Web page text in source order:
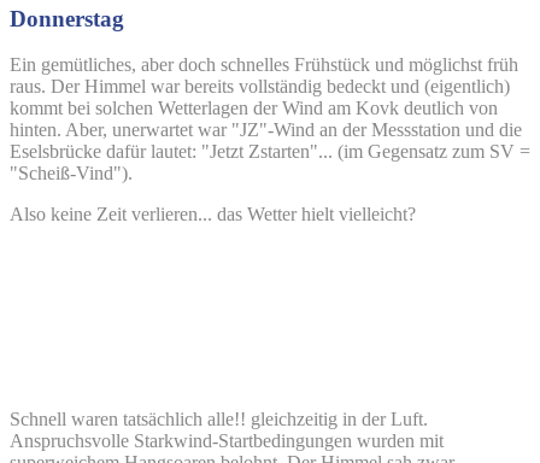
Donnerstag
Ein gemütliches, aber doch schnelles Frühstück und möglichst früh
raus. Der Himmel war bereits vollständig bedeckt und (eigentlich)
kommt bei solchen Wetterlagen der Wind am Kovk deutlich von
hinten. Aber, unerwartet war "JZ"-Wind an der Messstation und die
Eselsbrücke dafür lautet: "Jetzt Zstarten"... (im Gegensatz zum SV =
"Scheiß-Vind").
Also keine Zeit verlieren... das Wetter hielt vielleicht?
Schnell waren tatsächlich alle!! gleichzeitig in der Luft.
Anspruchsvolle Starkwind-Startbedingungen wurden mit